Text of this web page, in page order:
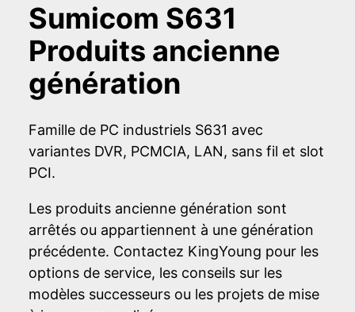
Sumicom S631
Produits ancienne
génération
Famille de PC industriels S631 avec
variantes DVR, PCMCIA, LAN, sans fil et slot
PCI.
Les produits ancienne génération sont
arrêtés ou appartiennent à une génération
précédente. Contactez KingYoung pour les
options de service, les conseils sur les
modèles successeurs ou les projets de mise